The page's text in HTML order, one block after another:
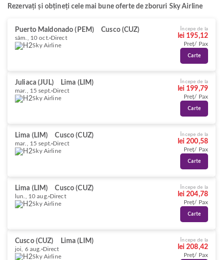
Rezervați și obțineți cele mai bune oferte de zboruri Sky Airline
Puerto Maldonado (PEM) Cusco (CUZ)
sâm., 10 oct. Direct
Sky Airline
Începe de la
lei 195,12
Preț/ Pax
Carte
Juliaca (JUL) Lima (LIM)
mar., 15 sept. Direct
Sky Airline
Începe de la
lei 199,79
Preț/ Pax
Carte
Lima (LIM) Cusco (CUZ)
mar., 15 sept. Direct
Sky Airline
Începe de la
lei 200,58
Preț/ Pax
Carte
Lima (LIM) Cusco (CUZ)
lun., 10 aug. Direct
Sky Airline
Începe de la
lei 204,78
Preț/ Pax
Carte
Cusco (CUZ) Lima (LIM)
joi, 6 aug. Direct
Sky Airline
Începe de la
lei 208,42
Preț/ Pax